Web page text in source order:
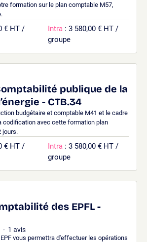
formation sur le plan comptable M57,
€ HT /
Intra : 3 580,00 € HT /
groupe
publique de la
- CTB.34
budgétaire et comptable M41 et le cadre
codification avec cette formation plan
jours.
€ HT /
Intra : 3 580,00 € HT /
groupe
des EPFL -
- 1 avis
vous permettra d'effectuer les opérations